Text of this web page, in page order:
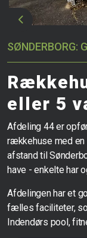
Previous
SØNDERBORG:
eller 5
Afdeling 44 er
rækkehuse med
afstand til
have - enkelte har
Afdelingen har et
fælles faciliteter,
Indendørs pool,